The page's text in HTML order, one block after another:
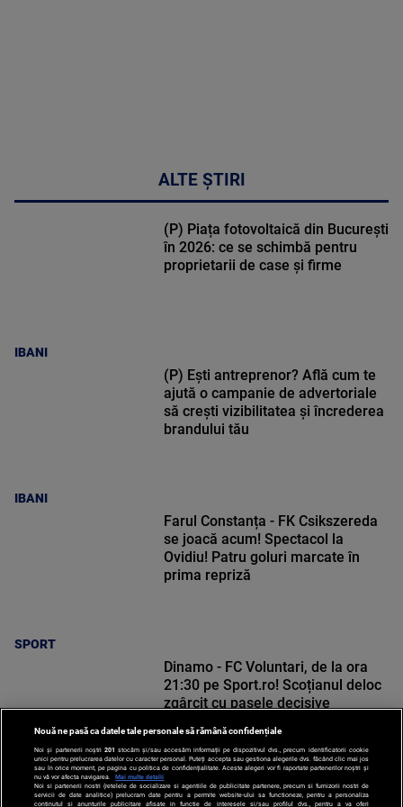
ALTE ȘTIRI
IBANI
(P) Piața fotovoltaică din București
în 2026: ce se schimbă pentru
proprietarii de case și firme
IBANI
(P) Ești antreprenor? Află cum te
ajută o campanie de advertoriale
să crești vizibilitatea și încrederea
brandului tău
SPORT
Farul Constanța - FK Csikszereda
se joacă acum! Spectacol la
Ovidiu! Patru goluri marcate în
prima repriză
SPORT
Dinamo - FC Voluntari, de la ora
21:30 pe Sport.ro! Scoțianul deloc
zgârcit cu pasele decisive
Nouă ne pasă ca datele tale personale să rămână confidențiale
Noi și partenerii noștri 201 stocăm și/sau accesăm informații pe dispozitivul dvs., precum identificatorii cookie
unici pentru prelucrarea datelor cu caracter personal. Puteți accepta sau gestiona alegerile dvs. făcând clic mai jos
sau în orice moment, pe pagina cu politica de confidențialitate. Aceste alegeri vor fi raportate partenerilor noștri și
nu vă vor afecta navigarea.
Mai multe detalii
Noi si partenerii nostri (retelele de socializare si agentiile de publicitate partenere, precum si furnizorii nostri de
servicii de date analitice) prelucram date pentru a permite website-ului sa functioneze, pentru a personaliza
continutul si anunturile publicitare afisate in functie de interesele si/sau profilul dvs., pentru a va oferi